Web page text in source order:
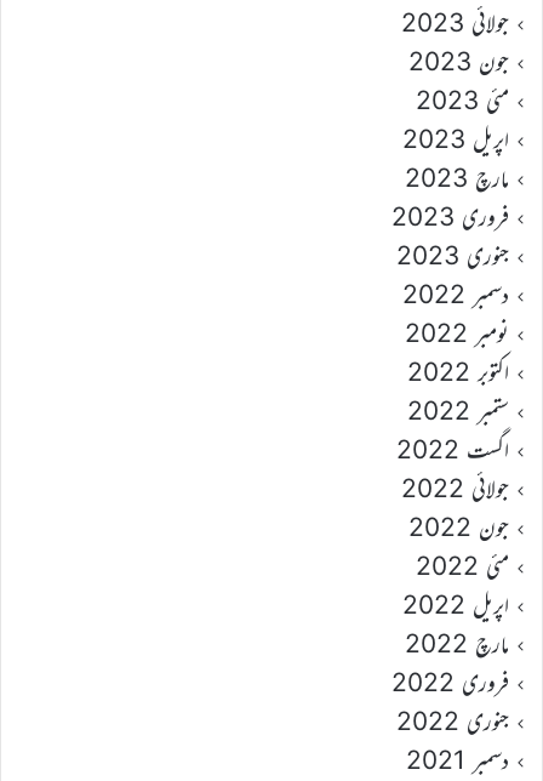
جولائی 2023
جون 2023
مئی 2023
اپریل 2023
مارچ 2023
فروری 2023
جنوری 2023
دسمبر 2022
نومبر 2022
اکتوبر 2022
ستمبر 2022
اگست 2022
جولائی 2022
جون 2022
مئی 2022
اپریل 2022
مارچ 2022
فروری 2022
جنوری 2022
دسمبر 2021